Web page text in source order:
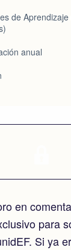
de
anual
en
para
Si ya